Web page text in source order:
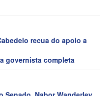
recua do apoio a
governista completa